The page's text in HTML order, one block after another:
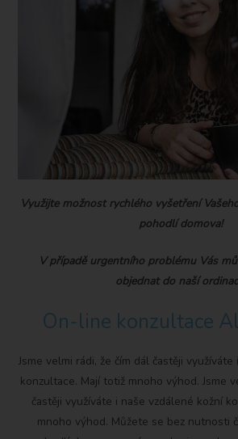
Využijte možnost rychlého vyšetření
pohodlí domova!
V případě urgentního problému Vás
objednat do naší
On-line konzultace
Jsme velmi rádi, že čím dál častěji
konzultace. Mají totiž mnoho výhod. Jsme
častěji využíváte i naše vzdálené kožní
mnoho výhod. Můžete se bez nutnosti